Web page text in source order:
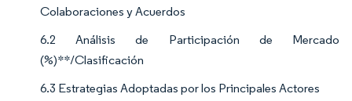
Colaboraciones y Acuerdos
6.2 Análisis de Participación de Mercado
(%)**/Clasificación
6.3 Estrategias Adoptadas por los Principales Actores